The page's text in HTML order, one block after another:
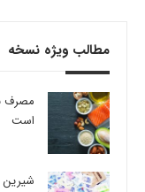
مطالب ویژه نسخه
است